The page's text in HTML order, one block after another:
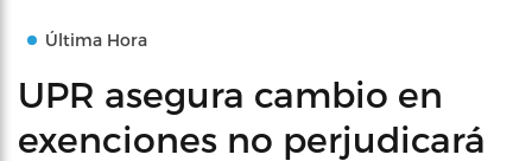
Última Hora
UPR asegura cambio en
exenciones no perjudicará